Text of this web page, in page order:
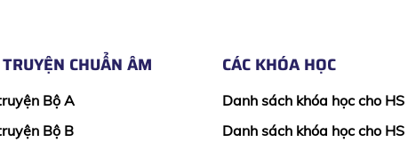
CHUẨN ÂM
Bộ A
Bộ B
CÁC KHÓA HỌC
Danh sách khóa học cho
Danh sách khóa học cho